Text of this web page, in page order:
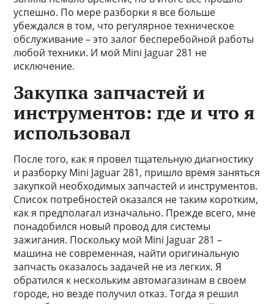
успешно. По мере разборки я все больше
убеждался в том, что регулярное техническое
обслуживание – это залог бесперебойной работы
любой техники. И мой Mini Jaguar 281 не
исключение.
Закупка запчастей и
инструментов: где и что я
использовал
После того, как я провел тщательную диагностику
и разборку Mini Jaguar 281, пришло время заняться
закупкой необходимых запчастей и инструментов.
Список потребностей оказался не таким коротким,
как я предполагал изначально. Прежде всего, мне
понадобился новый провод для системы
зажигания. Поскольку мой Mini Jaguar 281 –
машина не современная, найти оригинальную
запчасть оказалось задачей не из легких. Я
обратился к нескольким автомагазинам в своем
городе, но везде получил отказ. Тогда я решил